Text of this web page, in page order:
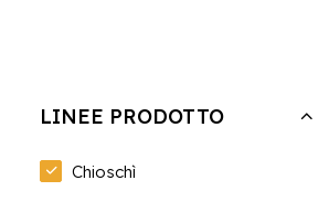
LINEE PRODOTTO
Chioschì